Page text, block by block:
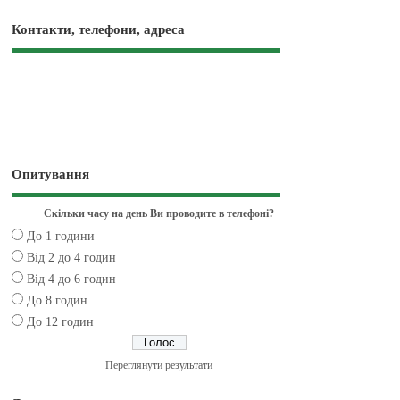
Контакти, телефони, адреса
Опитування
Скільки часу на день Ви проводите в телефоні?
До 1 години
Від 2 до 4 годин
Від 4 до 6 годин
До 8 годин
До 12 годин
Переглянути результати